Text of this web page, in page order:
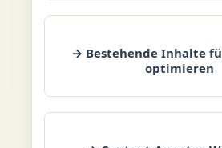
→ Bestehende Inhalte
optimieren